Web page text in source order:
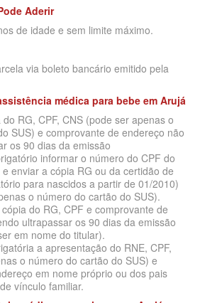
SAÚDE EMPRESARIAL
EMPRESARIAL
DE SAÚDE EMPRESARIAL
DE SAÚDE EMPRESARIAL
EMPRESARIAL
DE SAÚDE EMPRESARIAL
PLANO DE SAÚDE EMPRESARIAL
EMPRESARIAL
INDIVIDUAL
SAÚDE INDIVIDUAL
INDIVIDUAL
INDIVIDUAL
DE SAÚDE INDIVIDUAL
INDIVIDUAL
DE SAÚDE INDIVIDUAL
SAÚDE INDIVIDUAL
INDIVIDUAL
Aderir
de idade e sem limite máximo.
via boleto bancário emitido pela
médica para bebe em Arujá
RG, CPF, CNS (pode ser apenas o
SUS) e comprovante de endereço não
os 90 dias da emissão
informar o número do CPF do
enviar a cópia RG ou da certidão de
para nascidos a partir de 01/2010)
o número do cartão do SUS).
do RG, CPF e comprovante de
ultrapassar os 90 dias da emissão
em nome do titular).
a apresentação do RNE, CPF,
o número do cartão do SUS) e
em nome próprio ou dos pais
vínculo familiar.